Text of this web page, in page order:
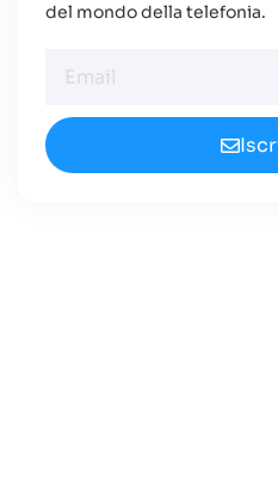
del mondo della telefonia.